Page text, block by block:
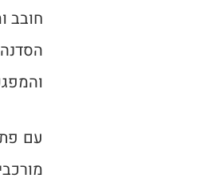
חובב
עם